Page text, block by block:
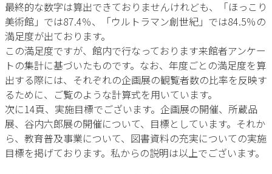
最終的な数字は算出できておりませんけれども、「ほっこり
美術館」では87.4％、「ウルトラマン創世紀」では84.5％の
満足度が出ております。
この満足度ですが、館内で行なっております来館者アンケー
トの集計に基づいたものです。なお、年度ごとの満足度を算
出する際には、それぞれの企画展の観覧者数の比率を反映す
るために、ご覧のような計算式を用いています。
次に14頁、実施目標でございます。企画展の開催、所蔵品
展、谷内六郎展の開催について、目標としています。それか
ら、教育普及事業について、図書資料の充実についての実施
目標を掲げております。私からの説明は以上でございます。